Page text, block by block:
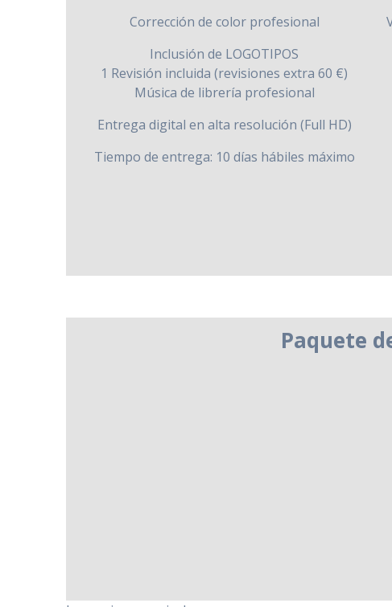
Corrección de color profesional
Inclusión de LOGOTIPOS
1 Revisión incluida (revisiones extra 60 €)
Música de librería profesional
Entrega digital en alta resolución (Full HD)
Tiempo de entrega: 10 días hábiles máximo
Paquete